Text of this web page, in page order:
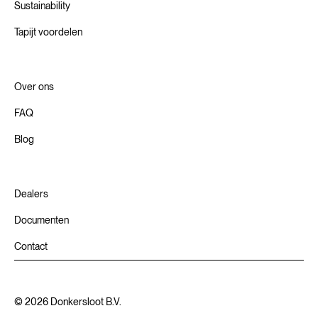
Sustainability
Tapijt voordelen
Over ons
FAQ
Blog
Dealers
Documenten
Contact
©2026 Donkersloot B.V.